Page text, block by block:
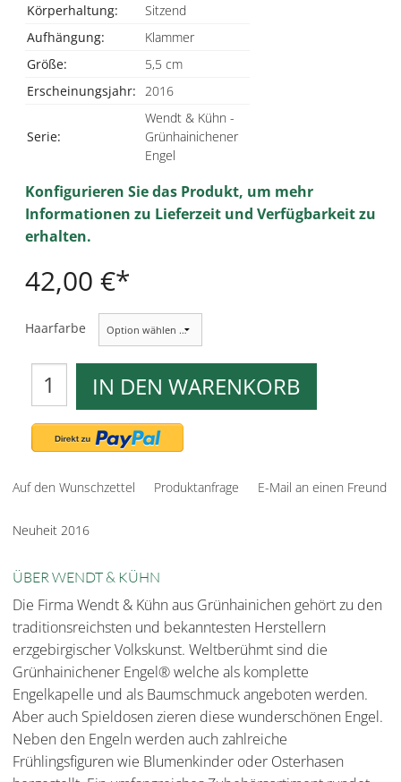
Körperhaltung:
Sitzend
Aufhängung:
Klammer
Größe:
5,5 cm
Erscheinungsjahr: 2016
Serie:
Wendt & Kühn -
Grünhainichener
Engel
Konfigurieren Sie das Produkt, um mehr
Informationen zu Lieferzeit und Verfügbarkeit zu
erhalten.
42,00 €
Haarfarbe
IN DEN WARENKORB
Auf den Wunschzettel Produktanfrage E-Mail an einen Freund
Neuheit 2016
ÜBER WENDT & KÜHN
Die Firma Wendt & Kühn aus Grünhainichen gehört zu den
traditionsreichsten und bekanntesten Herstellern
erzgebirgischer Volkskunst. Weltberühmt sind die
Grünhainichener Engel® welche als komplette
Engelkapelle und als Baumschmuck angeboten werden.
Aber auch Spieldosen zieren diese wunderschönen Engel.
Neben den Engeln werden auch zahlreiche
Frühlingsfiguren wie Blumenkinder oder Osterhasen